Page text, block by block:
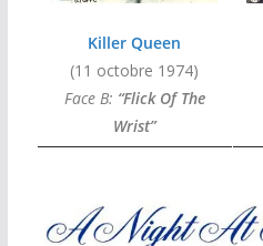
Killer Queen
(11 octobre 1974)
Face B: “Flick Of The
Wrist”